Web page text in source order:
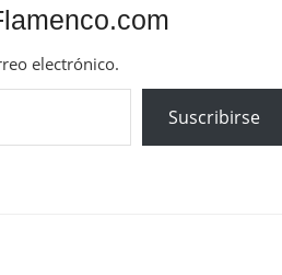
electrónico.
Suscribirse